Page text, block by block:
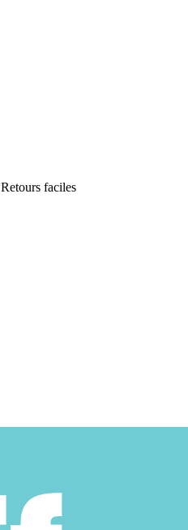
Retours faciles